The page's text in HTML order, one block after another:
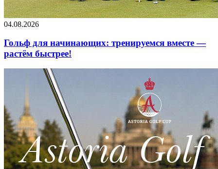
04.08.2026
Гольф для начинающих: тренируемся вместе —
растём быстрее!